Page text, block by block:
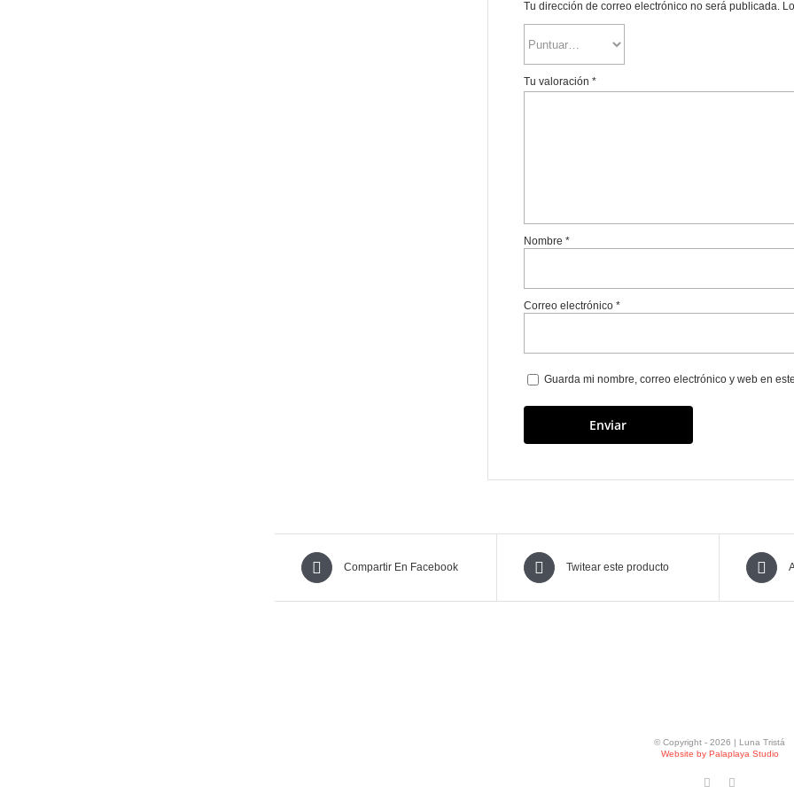
Tu dirección de correo electrónico no será publicada.
Tu valoración *
Nombre *
Correo electrónico *
Guarda mi nombre, correo electrónico y web en
Compartir En Facebook Twitear este producto
© Copyright - 2026 | Luna Tristá
Website by Palaplaya Studio
Facebook